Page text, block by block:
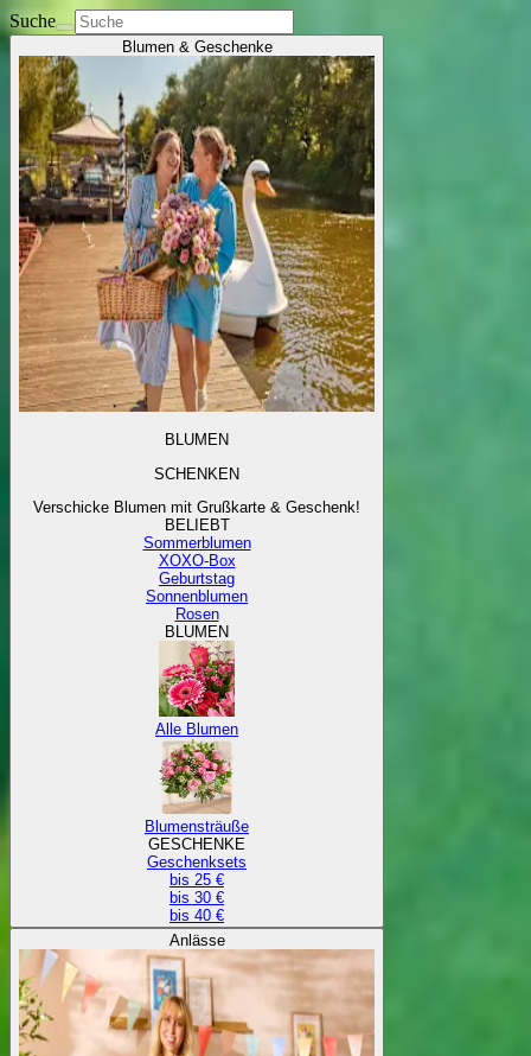
Suche
Blumen & Geschenke
BLUMEN
SCHENKEN
Verschicke Blumen mit Grußkarte & Geschenk!
BELIEBT
Sommerblumen
XOXO-Box
Geburtstag
Sonnenblumen
Rosen
BLUMEN
Alle Blumen
Blumensträuße
GESCHENKE
Geschenksets
bis 25 €
bis 30 €
bis 40 €
Anlässe